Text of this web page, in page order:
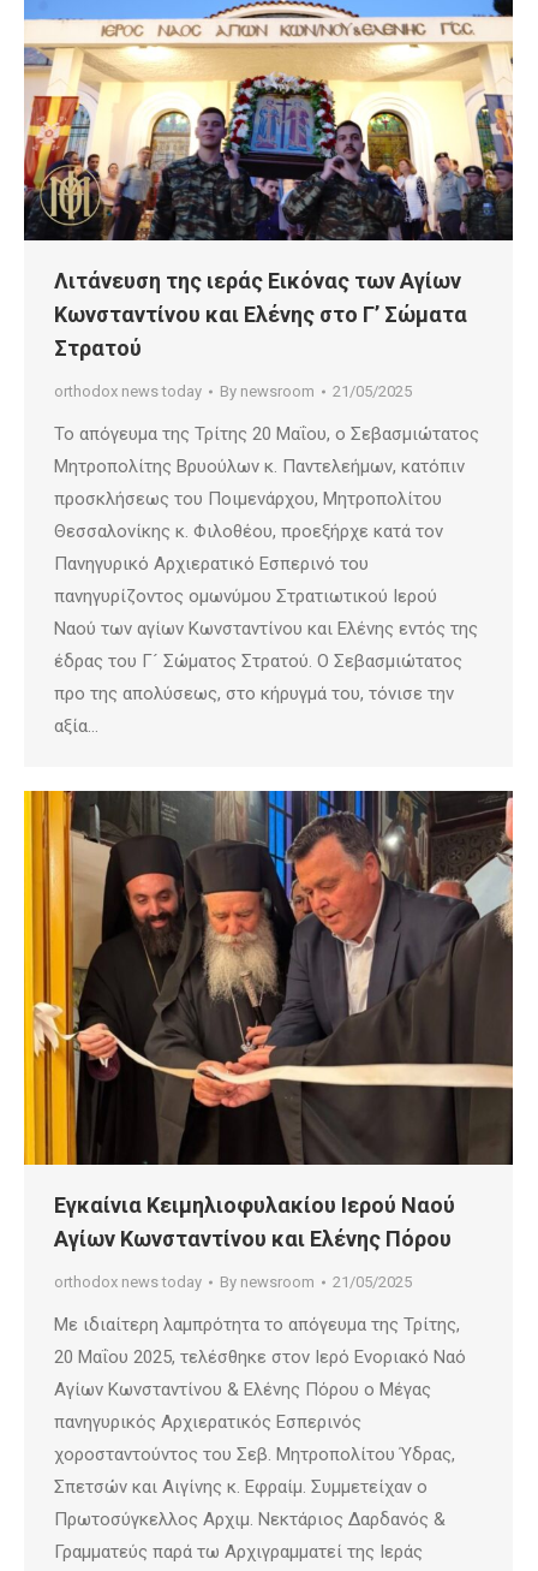
Λιτάνευση της ιεράς Εικόνας των Aγίων
Κωνσταντίνου και Ελένης στο Γ’ Σώματα
Στρατού
orthodox news today By newsroom 21/05/2025
Το απόγευμα της Τρίτης 20 Μαΐου, ο Σεβασμιώτατος
Μητροπολίτης Βρυούλων κ. Παντελεήμων, κατόπιν
προσκλήσεως του Ποιμενάρχου, Μητροπολίτου
Θεσσαλονίκης κ. Φιλοθέου, προεξήρχε κατά τον
Πανηγυρικό Αρχιερατικό Εσπερινό του
πανηγυρίζοντος ομωνύμου Στρατιωτικού Ιερού
Ναού των αγίων Κωνσταντίνου και Ελένης εντός της
έδρας του Γ´ Σώματος Στρατού. Ο Σεβασμιώτατος
προ της απολύσεως, στο κήρυγμά του, τόνισε την
αξία…
Εγκαίνια Κειμηλιοφυλακίου Ιερού Ναού
Αγίων Κωνσταντίνου και Ελένης Πόρου
orthodox news today By newsroom 21/05/2025
Με ιδιαίτερη λαμπρότητα το απόγευμα της Τρίτης,
20 Μαΐου 2025, τελέσθηκε στον Ιερό Ενοριακό Ναό
Αγίων Κωνσταντίνου & Ελένης Πόρου ο Μέγας
πανηγυρικός Αρχιερατικός Εσπερινός
χοροσταντούντος του Σεβ. Μητροπολίτου Ύδρας,
Σπετσών και Αιγίνης κ. Εφραίμ. Συμμετείχαν ο
Πρωτοσύγκελλος Αρχιμ. Νεκτάριος Δαρδανός &
Γραμματεύς παρά τω Αρχιγραμματεί της Ιεράς